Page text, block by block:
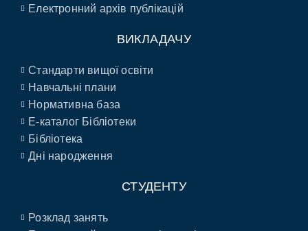
Електронний архів публікацій
ВИКЛАДАЧУ
Стандарти вищої освіти
Навчальні плани
Нормативна база
E-каталог Бібліотеки
Бібліотека
Дні народження
СТУДЕНТУ
Розклад занять